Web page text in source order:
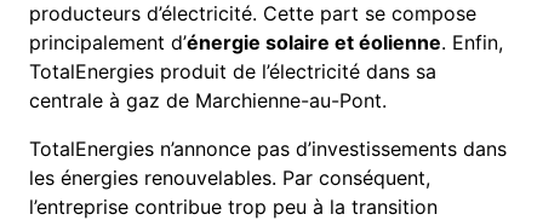
producteurs d’électricité. Cette part se compose
principalement d’énergie solaire et éolienne. Enfin,
TotalEnergies produit de l’électricité dans sa
centrale à gaz de Marchienne-au-Pont.
TotalEnergies n’annonce pas d’investissements dans
les énergies renouvelables. Par conséquent,
l’entreprise contribue trop peu à la transition